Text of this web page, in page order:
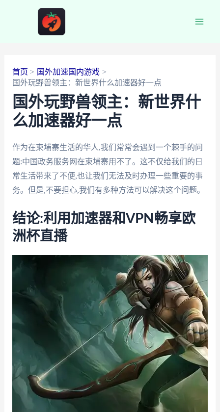
首页
国外加速国内游戏
国外玩野兽领主：新世界什么加速器好一点
国外玩野兽领主：新世界什
么加速器好一点
作为在柬埔寨生活的华人,我们常常会遇到一个棘手的问
题:中国政务服务网在柬埔寨用不了。这不仅给我们的日
常生活带来了不便,也让我们无法及时办理一些重要的事
务。但是,不要担心,我们有多种方法可以解决这个问题。
结论:利用加速器和VPN畅享欧
洲杯直播